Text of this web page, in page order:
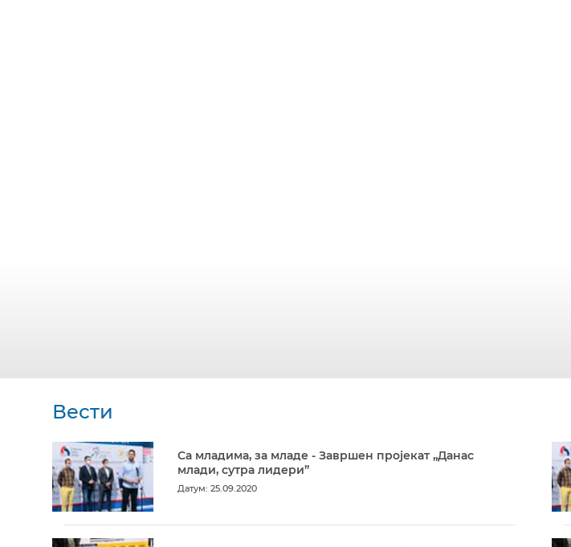
Вести
Са младима, за младе - Завршен пројекат „Данас
млади, сутра лидери”
Датум: 25.09.2020